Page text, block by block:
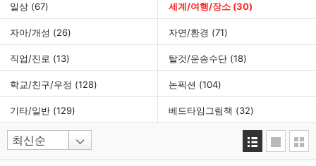
일상 (67) 세계/여행/장소 (30)
자아/개성 (26) 자연/환경 (71)
직업/진로 (13) 탈것/운송수단 (18)
학교/친구/우정 (128) 논픽션 (104)
기타/일반 (129) 베드타임그림책 (32)